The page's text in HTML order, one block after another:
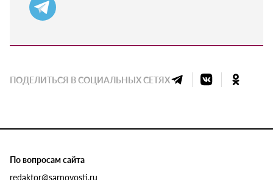
ПОДЕЛИТЬСЯ В СОЦИАЛЬНЫХ СЕТЯХ
По вопросам сайта
redaktor@sarnovosti.ru